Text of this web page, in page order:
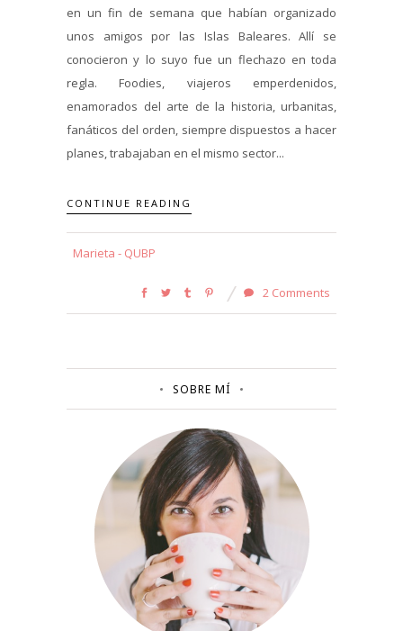
en un fin de semana que habían organizado
unos amigos por las Islas Baleares. Allí se
conocieron y lo suyo fue un flechazo en toda
regla. Foodies, viajeros emperdenidos,
enamorados del arte de la historia, urbanitas,
fanáticos del orden, siempre dispuestos a hacer
planes, trabajaban en el mismo sector...
CONTINUE READING
Marieta - QUBP
2 Comments
SOBRE MÍ